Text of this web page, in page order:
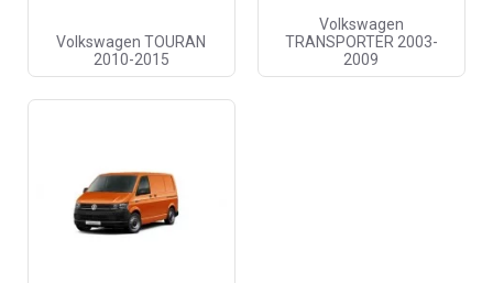
Volkswagen TOURAN
2010-2015
Volkswagen
TRANSPORTER 2003-
2009